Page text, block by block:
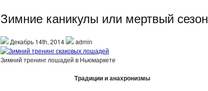
Зимние каникулы или мертвый сезон
Декабрь 14th, 2014 admin
Зимний тренинг лошадей в Ньюмаркете
Традиции и анахронизмы